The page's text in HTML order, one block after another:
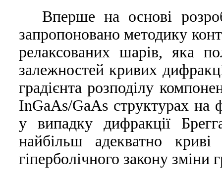
Вперше на основі
запропоновано методику
релаксованих шарів, яка
залежностей кривих
градієнта розподілу
InGaAs/GaAs структурах на
у випадку дифракції
найбільш адекватно
гіперболічного закону зміни